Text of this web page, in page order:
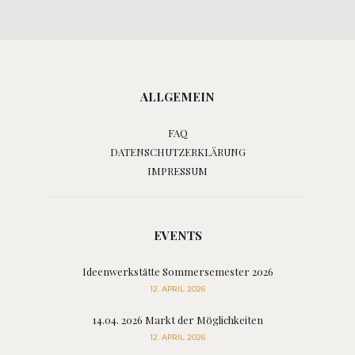
ALLGEMEIN
FAQ
DATENSCHUTZERKLÄRUNG
IMPRESSUM
EVENTS
Ideenwerkstätte Sommersemester 2026
12. APRIL 2026
14.04. 2026 Markt der Möglichkeiten
12. APRIL 2026